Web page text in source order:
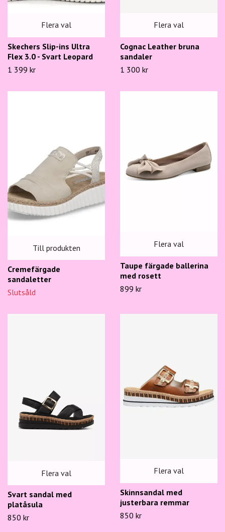
Flera val
Skechers Slip-ins Ultra
Flex 3.0 - Svart Leopard
1 399 kr
Flera val
Cognac Leather bruna
sandaler
1 300 kr
Till produkten
Cremefärgade
sandaletter
Slutsåld
Flera val
Taupe färgade ballerina
med rosett
899 kr
Flera val
Svart sandal med
platåsula
850 kr
Flera val
Skinnsandal med
justerbara remmar
850 kr